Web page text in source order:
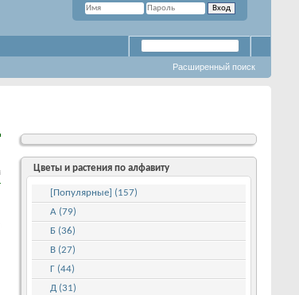
Расширенный поиск
Цветы и растения по алфавиту
[Популярные] (157)
А (79)
Б (36)
В (27)
Г (44)
Д (31)